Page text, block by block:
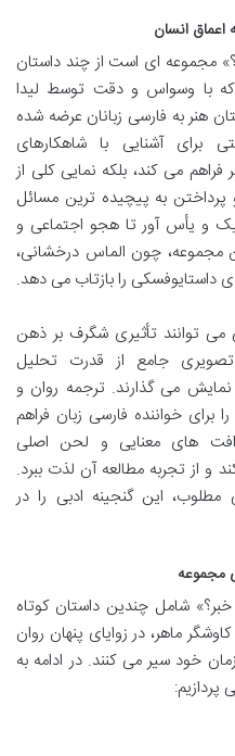
انسان
مجموعه ای است از چند داستان
که با وسواس و دقت توسط لیدا
هنر به فارسی زبانان عرضه شده
برای آشنایی با شاهکارهای
می کند، بلکه نمایی کلی از
به پیچیده ترین مسائل
و یأس آور تا هجو اجتماعی و
چون الماس درخشانی،
داستایوفسکی را بازتاب می دهد.
می توانند تأثیری شگرف بر ذهن
تصویری جامع از قدرت تحلیل
می گذارند. ترجمه روان و
برای خواننده فارسی زبان فراهم
های معنایی و لحن اصلی
و از تجربه مطالعه آن لذت ببرد.
مطلوب، این گنجینه ادبی را در
مجموعه
شامل چندین داستان کوتاه
ماهر، در زوایای پنهان روان
خود سیر می کنند. در ادامه به